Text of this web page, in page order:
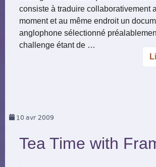
consiste à traduire collaborativement
moment et au même endroit un
anglophone sélectionné
challenge étant de …
10 avr 2009
Tea Time with